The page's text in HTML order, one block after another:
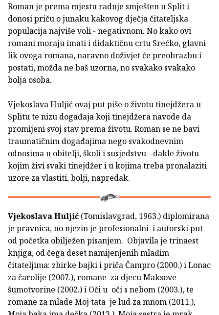
Roman je prema mjestu radnje smješten u Split i
donosi priču o junaku kakovog dječja čitateljska
populacija najviše voli - negativnom. No kako ovi
romani moraju imati i didaktičnu crtu Srećko, glavni
lik ovoga romana, naravno doživjet će preobrazbu i
postati, možda ne baš uzorna, no svakako svakako
bolja osoba.
Vjekoslava Huljić ovaj put piše o životu tinejdžera u
Splitu te nizu događaja koji tinejdžera navode da
promijeni svoj stav prema životu. Roman se ne bavi
traumatičnim događajima nego svakodnevnim
odnosima u obitelji, školi i susjedstvu - dakle životu
kojim živi svaki tinejdžer i u kojima treba pronalaziti
uzore za vlastiti, bolji, napredak.
Vjekoslava Huljić (Tomislavgrad, 1963.) diplomirana
je pravnica, no njezin je profesionalni i autorski put
od početka obilježen pisanjem. Objavila je trinaest
knjiga, od čega deset namijenjenih mlađim
čitateljima: zbirke bajki i priča Čampro (2000.) i Lonac
za čarolije (2007.), romane za djecu Maksove
šumotvorine (2002.) i Oči u oči s nebom (2003.), te
romane za mlade Moj tata je lud za mnom (2011.),